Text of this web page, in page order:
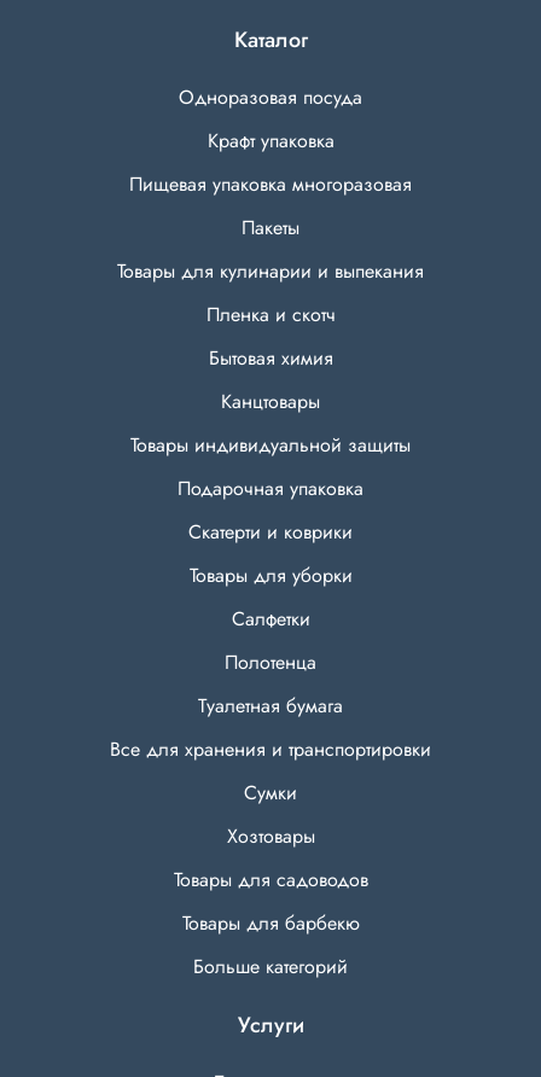
Каталог
Одноразовая посуда
Крафт упаковка
Пищевая упаковка многоразовая
Пакеты
Товары для кулинарии и выпекания
Пленка и скотч
Бытовая химия
Канцтовары
Товары индивидуальной защиты
Подарочная упаковка
Скатерти и коврики
Товары для уборки
Салфетки
Полотенца
Туалетная бумага
Все для хранения и транспортировки
Сумки
Хозтовары
Товары для садоводов
Товары для барбекю
Больше категорий
Услуги